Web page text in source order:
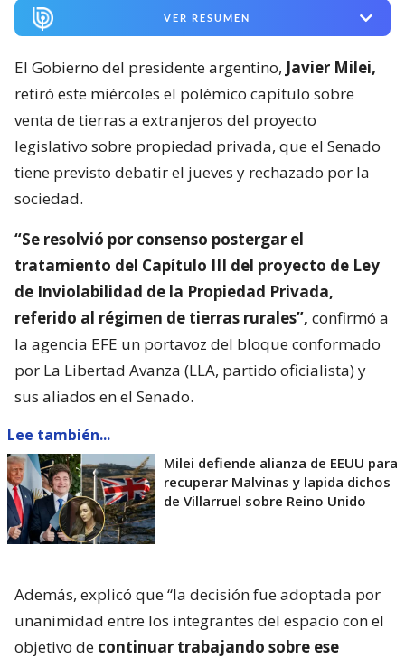
VER RESUMEN
El Gobierno del presidente argentino, Javier Milei,
retiró este miércoles el polémico capítulo sobre
venta de tierras a extranjeros del proyecto
legislativo sobre propiedad privada, que el Senado
tiene previsto debatir el jueves y rechazado por la
sociedad.
“Se resolvió por consenso postergar el
tratamiento del Capítulo III del proyecto de Ley
de Inviolabilidad de la Propiedad Privada,
referido al régimen de tierras rurales”, confirmó a
la agencia EFE un portavoz del bloque conformado
por La Libertad Avanza (LLA, partido oficialista) y
sus aliados en el Senado.
Lee también...
Milei defiende alianza de EEUU para
recuperar Malvinas y lapida dichos
de Villarruel sobre Reino Unido
Además, explicó que “la decisión fue adoptada por
unanimidad entre los integrantes del espacio con el
objetivo de continuar trabajando sobre ese